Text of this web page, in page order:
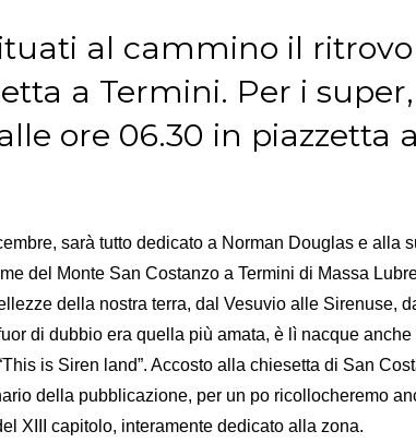
al cammino il
a Termini. Per i
ore 06.30 in piazzetta
sarà tutto dedicato a Norman Douglas e alla
del Monte San Costanzo a Termini di Massa
della nostra terra, dal Vesuvio alle Sirenuse,
di dubbio era quella più amata, è lì nacque
is Siren land”. Accosto alla chiesetta di San
della pubblicazione, per un po ricollocheremo
XIII capitolo, interamente dedicato alla zona.